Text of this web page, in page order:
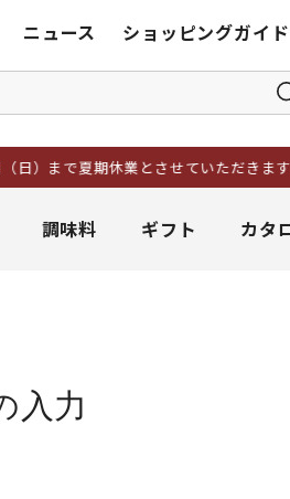
ニュース ショッピングガイド
で夏期休業とさせていただきます。
調味料 ギフト カタ
入力